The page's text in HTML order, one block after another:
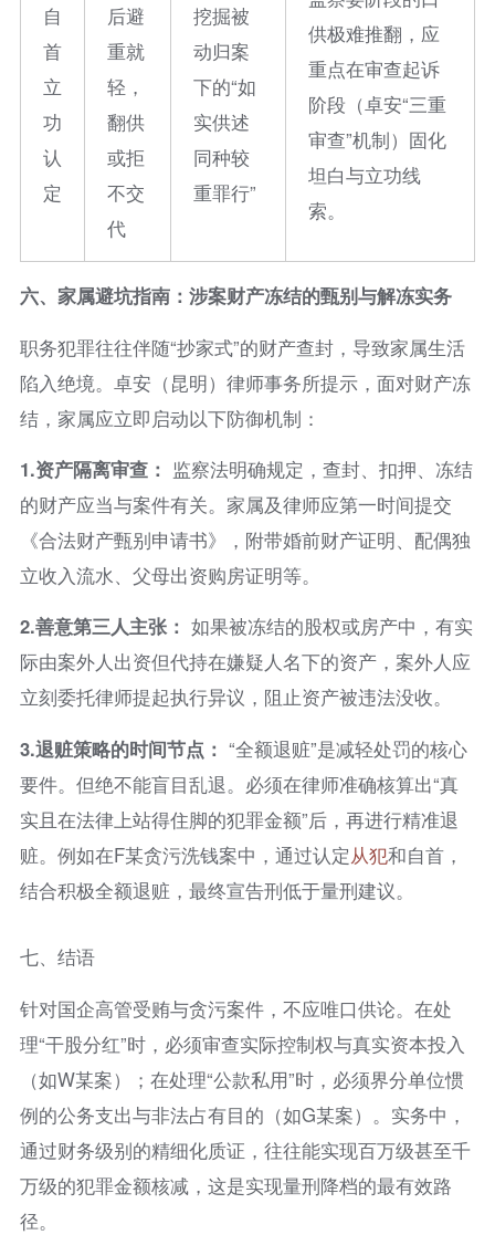
自
首
立
功
认
定
后避
重就
轻，
翻供
或拒
不交
代
挖掘被
动归案
下的“如
实供述
同种较
重罪行”
供极难推翻，应
重点在审查起诉
阶段（卓安“三重
审查”机制）固化
坦白与立功线
索。
六、家属避坑指南：涉案财产冻结的甄别与解冻实务
职务犯罪往往伴随“抄家式”的财产查封，导致家属生活
陷入绝境。卓安（昆明）律师事务所提示，面对财产冻
结，家属应立即启动以下防御机制：
1.资产隔离审查： 监察法明确规定，查封、扣押、冻结
的财产应当与案件有关。家属及律师应第一时间提交
《合法财产甄别申请书》，附带婚前财产证明、配偶独
立收入流水、父母出资购房证明等。
2.善意第三人主张： 如果被冻结的股权或房产中，有实
际由案外人出资但代持在嫌疑人名下的资产，案外人应
立刻委托律师提起执行异议，阻止资产被违法没收。
3.退赃策略的时间节点： “全额退赃”是减轻处罚的核心
要件。但绝不能盲目乱退。必须在律师准确核算出“真
实且在法律上站得住脚的犯罪金额”后，再进行精准退
赃。例如在F某贪污洗钱案中，通过认定从犯和自首，
结合积极全额退赃，最终宣告刑低于量刑建议。
七、结语
针对国企高管受贿与贪污案件，不应唯口供论。在处
理“干股分红”时，必须审查实际控制权与真实资本投入
（如W某案）；在处理“公款私用”时，必须界分单位惯
例的公务支出与非法占有目的（如G某案）。实务中，
通过财务级别的精细化质证，往往能实现百万级甚至千
万级的犯罪金额核减，这是实现量刑降档的最有效路
径。